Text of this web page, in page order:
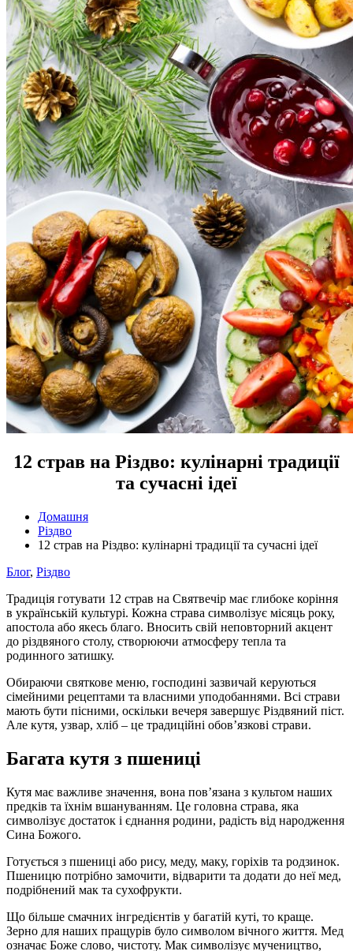
12 страв на Різдво: кулінарні традиції
та сучасні ідеї
Домашня
Різдво
12 страв на Різдво: кулінарні традиції та сучасні ідеї
Блог, Різдво
Традиція готувати 12 страв на Святвечір має глибоке коріння
в українській культурі. Кожна страва символізує місяць року,
апостола або якесь благо. Вносить свій неповторний акцент
до різдвяного столу, створюючи атмосферу тепла та
родинного затишку.
Обираючи святкове меню, господині зазвичай керуються
сімейними рецептами та власними уподобаннями. Всі страви
мають бути пісними, оскільки вечеря завершує Різдвяний піст.
Але кутя, узвар, хліб – це традиційні обов’язкові страви.
Багата кутя з пшениці
Кутя має важливе значення, вона пов’язана з культом наших
предків та їхнім вшануванням. Це головна страва, яка
символізує достаток і єднання родини, радість від народження
Сина Божого.
Готується з пшениці або рису, меду, маку, горіхів та родзинок.
Пшеницю потрібно замочити, відварити та додати до неї мед,
подрібнений мак та сухофрукти.
Що більше смачних інгредієнтів у багатій куті, то краще.
Зерно для наших пращурів було символом вічного життя. Мед
означає Боже слово, чистоту. Мак символізує мучеництво,